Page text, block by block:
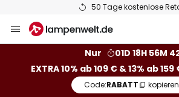
50 Tage kostenlose
Inhalt
Nur
01D 18H 56M
EXTRA 10% ab 109 € & 13% ab 159
Code:RABATT kopieren